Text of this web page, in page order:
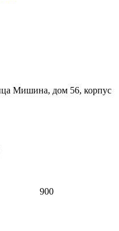
Мишина, дом 56, корпус
900